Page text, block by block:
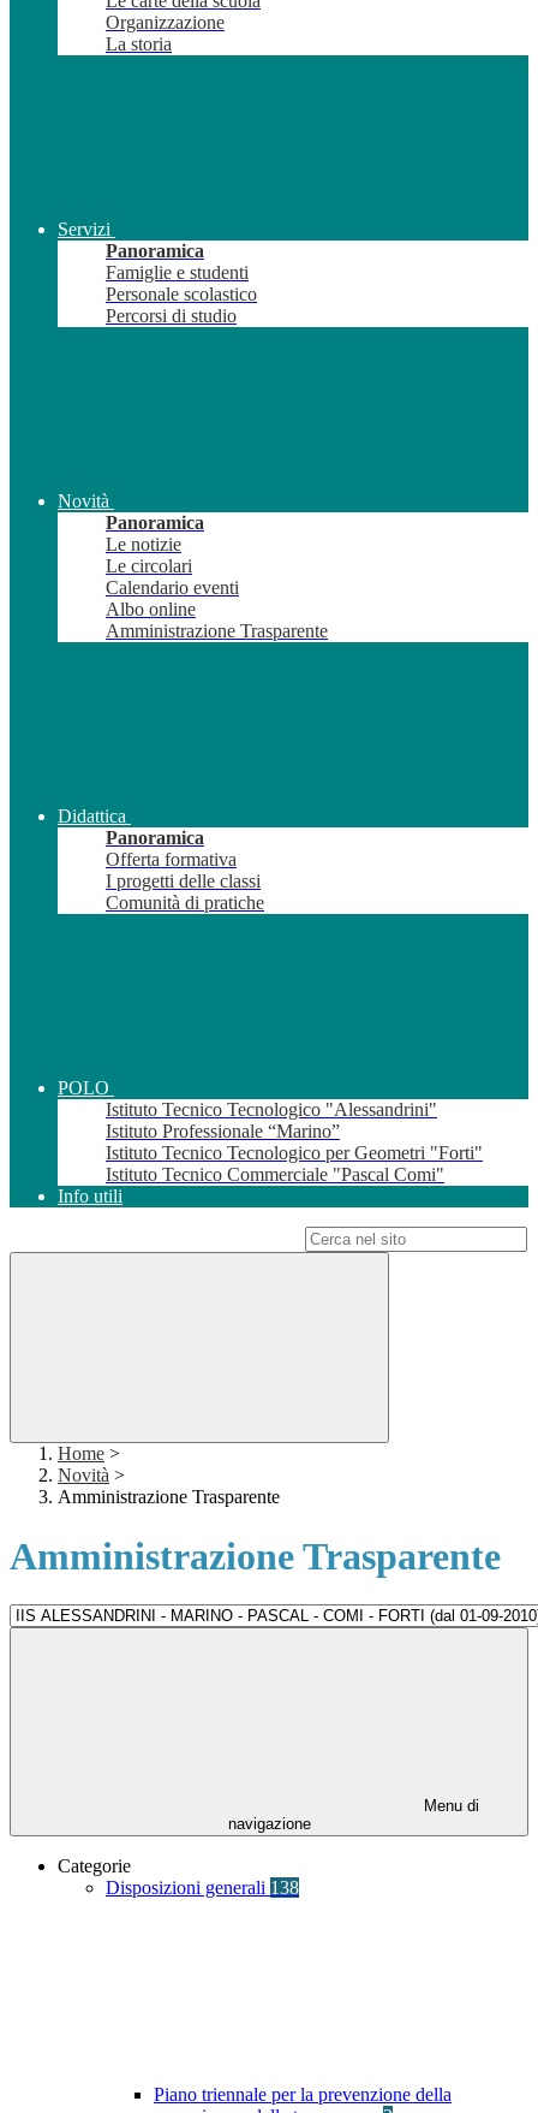
Organizzazione
La storia
Servizi
Panoramica
Famiglie e studenti
Personale scolastico
Percorsi di studio
Novità
Panoramica
Le notizie
Le circolari
Calendario eventi
Albo online
Amministrazione Trasparente
Didattica
Panoramica
Offerta formativa
I progetti delle classi
Comunità di pratiche
POLO
Istituto Tecnico Tecnologico "Alessandrini"
Istituto Professionale “Marino”
Istituto Tecnico Tecnologico per Geometri "Forti"
Istituto Tecnico Commerciale "Pascal Comi"
Info utili
Home >
Novità >
Amministrazione Trasparente
Amministrazione Trasparente
Menu di
navigazione
Categorie
Disposizioni generali 138
Piano triennale per la prevenzione della